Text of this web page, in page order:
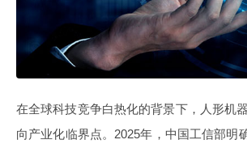
在全球科技竞争白热化的背景下，人形机
向产业化临界点。2025年，中国工信部明